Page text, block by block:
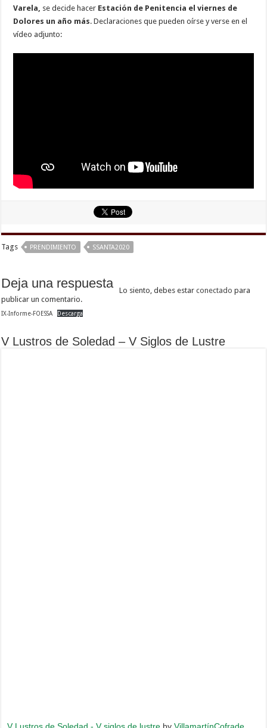
Varela, se decide hacer Estación de Penitencia el viernes de
Dolores un año más. Declaraciones que pueden oírse y verse en el
vídeo adjunto:
Tags PRENDIMIENTO SSANTA2020
Deja una respuesta Lo siento, debes estarconectado para
publicar un comentario.
IX-Informe-FOESSA Descarga
V Lustros de Soledad – V Siglos de Lustre